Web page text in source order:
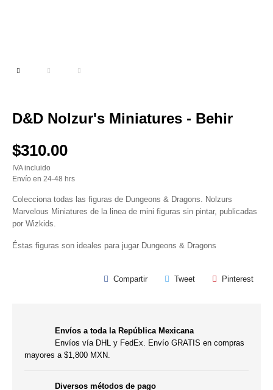
D&D Nolzur's Miniatures - Behir
$310.00
IVA incluido
Envío en 24-48 hrs
Colecciona todas las figuras de Dungeons & Dragons. Nolzurs
Marvelous Miniatures de la linea de mini figuras sin pintar, publicadas
por Wizkids.
Éstas figuras son ideales para jugar Dungeons & Dragons
Compartir Tweet Pinterest
Envíos a toda la República Mexicana
Envíos vía DHL y FedEx. Envío GRATIS en compras
mayores a $1,800 MXN.
Diversos métodos de pago